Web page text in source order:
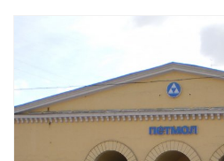
Смотреть